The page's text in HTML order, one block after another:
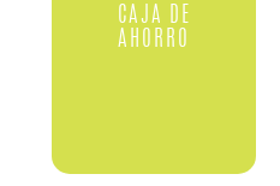
CAJA DE
AHORRO